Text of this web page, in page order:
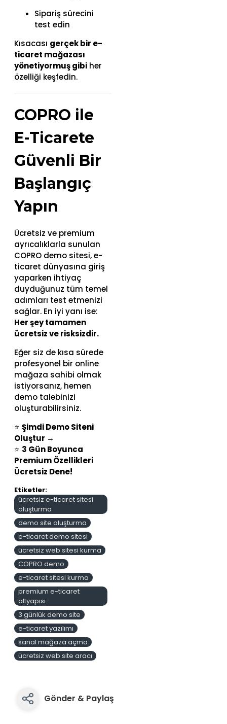
Sipariş sürecini
test edin
Kısacası gerçek bir e-
ticaret mağazası
yönetiyormuş gibi her
özelliği keşfedin.
COPRO ile
E-Ticarete
Güvenli Bir
Başlangıç
Yapın
Ücretsiz ve premium
ayrıcalıklarla sunulan
COPRO demo sitesi, e-
ticaret dünyasına giriş
yaparken ihtiyaç
duyduğunuz tüm temel
adımları test etmenizi
sağlar. En iyi yanı ise:
Her şey tamamen
ücretsiz ve risksizdir.
Eğer siz de kısa sürede
profesyonel bir online
mağaza sahibi olmak
istiyorsanız, hemen
demo talebinizi
oluşturabilirsiniz.
⭐ Şimdi Demo Siteni
Oluştur →
⭐ 3 Gün Boyunca
Premium Özellikleri
Ücretsiz Dene!
Etiketler:
ücretsiz e-ticaret sitesi
oluşturma
demo site oluşturma
e-ticaret demo sitesi
ücretsiz web sitesi kurma
COPRO demo
e-ticaret sitesi kurma
premium e-ticaret
altyapısı
3 günlük demo site
e-ticaret yazılımı
sanal mağaza açma
ücretsiz web site aracı
Gönder & Paylaş